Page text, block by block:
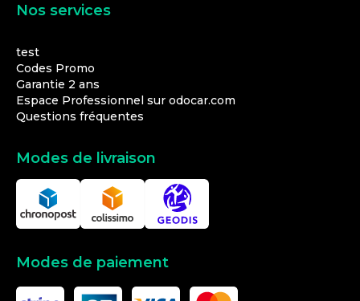
Nos services
test
Codes Promo
Garantie 2 ans
Espace Professionnel sur odocar.com
Questions fréquentes
Modes de livraison
Modes de paiement